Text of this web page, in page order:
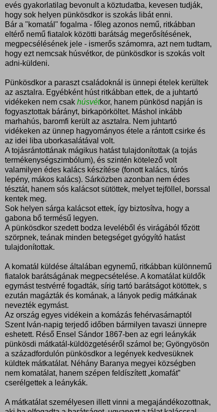
evés gyakorlatilag bevonult a köztudatba, kevesen tudják,
hogy sok helyen pünkösdkor is szokás libát enni.
Bár a "komatál" fogalma - főleg azonos nemű, ritkábban
eltérő nemű fiatalok közötti barátság megerősítésének,
megpecsélésének jele - ismerős számomra, azt nem tudtam,
hogy ezt nemcsak húsvétkor, de pünkösdkor is szokás volt
adni-küldeni.
Pünkösdkor a paraszt családoknál is ünnepi ételek kerültek
az asztalra. Egyébként húst ritkábban ettek, de a juhtartó
vidékeken nem csak húsvétkor, hanem pünkösd napján is
fogyasztottak bárányt, birkapörköltet. Máshol inkább
marhahús, baromfi került az asztalra. Nem juhtartó
vidékeken az ünnep hagyományos étele a rántott csirke és
az idei liba uborkasalátával volt.
A tojásrántottának mágikus hatást tulajdonítottak (a tojás
termékenységszimbólum), és szintén kötelező volt
valamilyen édes kalács készítése (fonott kalács, túrós
lepény, mákos kalács). Sárközben azonban nem édes
tésztát, hanem sós kalácsot sütöttek, melyet tejföllel, borssal
kentek meg.
Sok helyen sárga kalácsot ettek, így biztosítva, hogy a
gabona bő termésű legyen.
A pünkösdkor szedett bodza leveléből és virágából főzött
szörpnek, teának minden betegséget gyógyító hatást
tulajdonítottak.
A komatál küldése általában egynemű, ritkábban különnemű
fiatalok barátságának megpecsételése. A komatálat küldők
egymást testvérré fogadták, sírig tartó barátságot kötöttek, s
ezután magázták és komának, a lányok pedig mátkának
nevezték egymást.
Az ország egyes vidékein a komázás fehérvasárnaptól
Szent Iván-napig terjedő időben bármilyen tavaszi ünnepre
eshetett. Réső Ensel Sándor 1867-ben az egri leánykák
pünkösdi mátkatál-küldözgetéséről számol be; Gyöngyösön
a századfordulón pünkösdkor a legények kedvesüknek
küldtek mátkatálat. Néhány Baranya megyei községben
nem komatálat, hanem szépen feldíszített „komafát”
cserélgettek a leánykák.
A mátkatálat személyesen illett vinni a megajándékozottnak,